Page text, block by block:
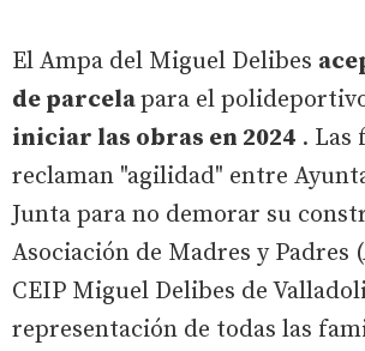
El Ampa del Miguel Delibes
de parcelapara el
iniciar las obras en 2024 . Las
reclaman "agilidad" entre
Junta para no demorar su
Asociación de Madres y Padres
CEIP Miguel Delibes de
representación de todas las